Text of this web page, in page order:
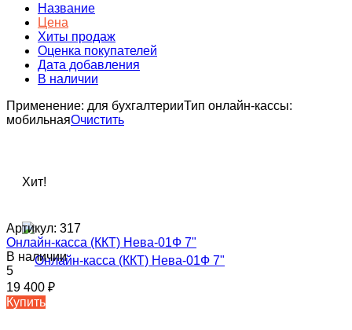
Название
Цена
Хиты продаж
Оценка покупателей
Дата добавления
В наличии
Применение: для бухгалтерииТип онлайн-кассы:
мобильнаяОчистить
Хит!
Артикул: 317
Онлайн-касса (ККТ) Нева-01Ф 7"
В наличии
5
19 400 ₽
Купить